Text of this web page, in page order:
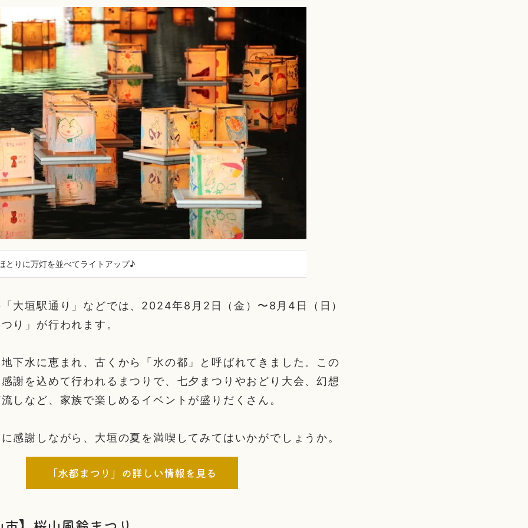
とりに万灯を並べてライトアップ♪
大垣駅通り」などでは、2024年8月2日（金）〜8月4日（日）
り」が行われます。
下水に恵まれ、古くから「水の都」と呼ばれてきました。この
謝を込めて行われるまつりで、七夕まつりやおどり大会、幻想
しなど、家族で楽しめるイベントが盛りだくさん。
感謝しながら、大垣の夏を満喫してみてはいかがでしょうか。
「水都まつり」の詳しい情報を見る